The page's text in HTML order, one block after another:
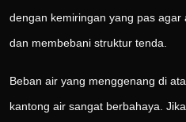
dengan kemiringan yang pas
dan membebani struktur tenda.
Beban air yang menggenang di
kantong air sangat berbahaya.